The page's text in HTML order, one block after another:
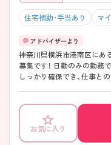
住宅補助・手当あり マ
神奈川県横浜市港南区にあ
募集です！ 日勤のみの勤務
しっかり確保でき、仕事と
す！ ご興味ある方は面接ポ
ください。
お気に入り